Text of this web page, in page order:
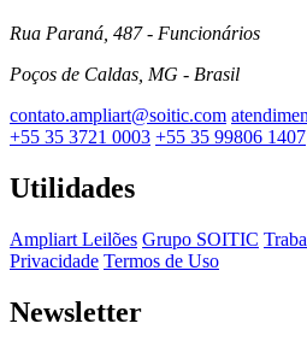
Rua Paraná, 487 - Funcionários
Poços de Caldas, MG - Brasil
contato.ampliart@soitic.com
+55 35 3721 0003 +55 35 99806 1407
Utilidades
Ampliart Leilões Grupo SOITIC
Privacidade Termos de Uso
Newsletter